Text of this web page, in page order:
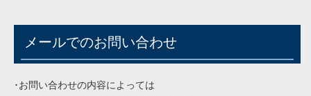
メールでのお問い合わせ
･お問い合わせの内容によっては